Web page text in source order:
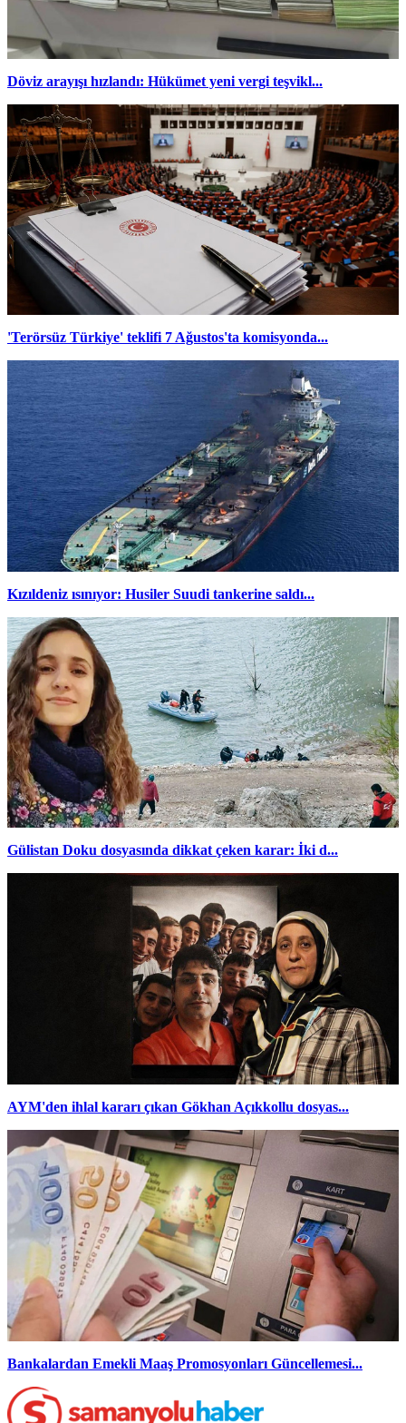
Döviz arayışı hızlandı: Hükümet yeni vergi teşvikl...
'Terörsüz Türkiye' teklifi 7 Ağustos'ta komisyonda...
Kızıldeniz ısınıyor: Husiler Suudi tankerine saldı...
Gülistan Doku dosyasında dikkat çeken karar: İki d...
AYM'den ihlal kararı çıkan Gökhan Açıkkollu dosyas...
Bankalardan Emekli Maaş Promosyonları Güncellemesi...